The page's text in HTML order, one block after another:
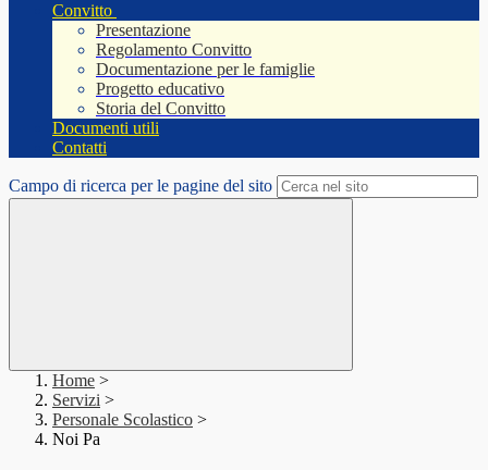
Convitto
Presentazione
Regolamento Convitto
Documentazione per le famiglie
Progetto educativo
Storia del Convitto
Documenti utili
Contatti
Campo di ricerca per le pagine del sito
Home >
Servizi >
Personale Scolastico >
Noi Pa